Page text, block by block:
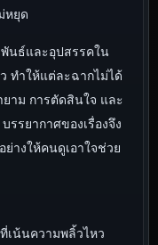
หยุด
นธ์และอุปสรรคใน
ทำให้แต่ละฉากไม่ได้
าม การตัดสินใจ และ
รยากาศของเรื่องจึง
างให้คนดูเอาใจช่วย
เน้นความพลิ้วไหว